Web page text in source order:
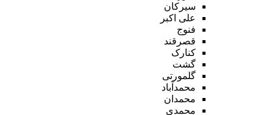
سیرکان
علی اکبر
فنوج
قصرقند
کنارک
گشت
گلمورتی
محمدآباد
محمدان
محمدی